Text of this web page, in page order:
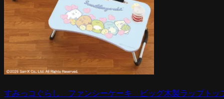
すみっコぐらし ファンシーケーキ ビッグ木製ラップトッ